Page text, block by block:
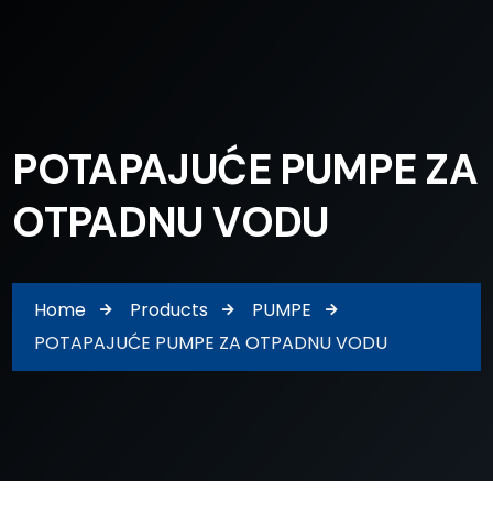
POTAPAJUĆE PUMPE ZA
OTPADNU VODU
Home Products
PUMPE
POTAPAJUĆE PUMPE ZA OTPADNU VODU